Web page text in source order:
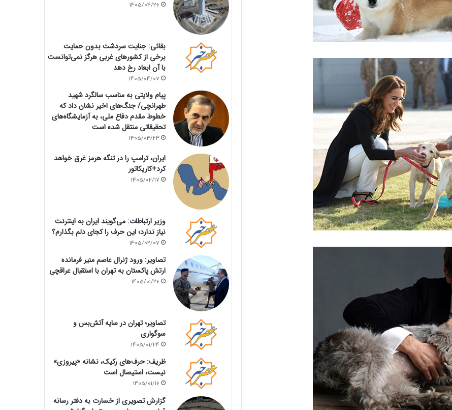
1405/04/26
بقائی: جنایت سردشت بدون حمایت
برخی از کشورهای غربی هرگز نمی‌توانست
با آن ابعاد رخ دهد
1405/04/07
پیام ولایتی به مناسب سالگرد شهید
طهرانچی/ جنگ‌های اخیر نشان داد که
خطوط مقدم دفاع ملی، به آزمایشگاه‌های
تحقیقاتی منتقل شده است
1405/03/23
ایران، ترامپ را در تنگه هرمز غرق خواهد
کرد+کاریکاتور
1405/02/17
وزیر ارتباطات: می‌گویند ایران به اینترنت
نیاز ندارد؛ این حرف را کجای دلم بگذارم؟
1405/02/07
تصاویر: ورود ژنرال عاصم منیر فرمانده
ارتش پاکستان به تهران با استقبال عراقچی
1405/01/26
تصاویر؛ تهران در سایه آتش‌بس و
سوگواری
1405/01/24
ظریف: حرف‌های رکیک، نشانه «پیروزی»
نیست، استیصال است
1405/01/16
گزارش تصویری از خسارت به دفتر رسانه